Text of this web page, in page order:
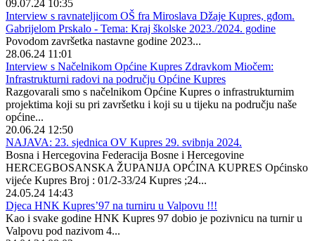
09.07.24 10:35
Interview s ravnateljicom OŠ fra Miroslava Džaje Kupres, gđom.
Gabrijelom Prskalo - Tema: Kraj školske 2023./2024. godine
Povodom završetka nastavne godine 2023...
28.06.24 11:01
Interview s Načelnikom Općine Kupres Zdravkom Miočem:
Infrastrukturni radovi na području Općine Kupres
Razgovarali smo s načelnikom Općine Kupres o infrastrukturnim
projektima koji su pri završetku i koji su u tijeku na području naše
općine...
20.06.24 12:50
NAJAVA: 23. sjednica OV Kupres 29. svibnja 2024.
Bosna i Hercegovina Federacija Bosne i Hercegovine
HERCEGBOSANSKA ŽUPANIJA OPĆINA KUPRES Općinsko
vijeće Kupres Broj : 01/2-33/24 Kupres ;24...
24.05.24 14:43
Djeca HNK Kupres’97 na turniru u Valpovu !!!
Kao i svake godine HNK Kupres 97 dobio je pozivnicu na turnir u
Valpovu pod nazivom 4...